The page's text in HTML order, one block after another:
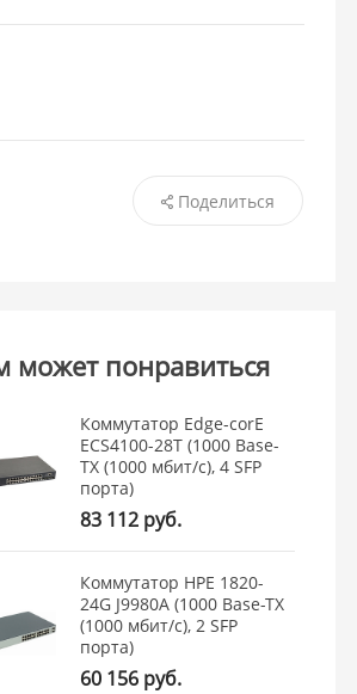
Поделиться
может понравиться
Коммутатор Edge-corE
ECS4100-28T (1000 Base-
TX (1000 мбит/с), 4 SFP
порта)
83 112 руб.
Коммутатор HPE 1820-
24G J9980A (1000 Base-TX
(1000 мбит/с), 2 SFP
порта)
60 156 руб.